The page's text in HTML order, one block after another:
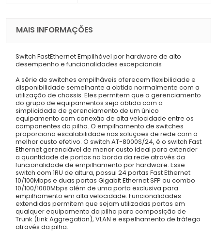
MAIS INFORMAÇÕES
Switch FastEthernet Empilhável por hardware de alto
desempenho e funcionalidades excepcionais
A série de switches empilháveis oferecem flexibilidade e
disponibilidade semelhante a obtida normalmente com a
utilização de chassis. Eles permitem que o gerenciamento
do grupo de equipamentos seja obtida com a
simplicidade de gerenciamento de um único
equipamento com conexão de alta velocidade entre os
componentes da pilha. O empilhamento de switches
proporciona escalabilidade nas soluções de rede com o
melhor custo efetivo. O switch AT-8000S/24, é o switch Fast
Ethernet gerenciável de menor custo ideal para extender
a quantidade de portas na borda da rede através da
funcionalidade de empilhamento por hardware. Esse
switch com 1RU de altura, possui 24 portas Fast Ethernet
10/100Mbps e duas portas Gigabit Ethernet SFP ou combo
10/100/1000Mbps além de uma porta exclusiva para
empilhamento em alta velocidade. Funcionalidades
extendidas permitem que sejam utilizadas portas em
qualquer equipamento da pilha para composição de
Trunk (Link Aggregation), VLAN e espelhamento de tráfego
através da pilha.